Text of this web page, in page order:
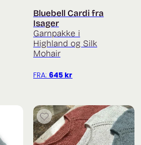
Bluebell Cardi fra
Isager
Garnpakke i
Highland og Silk
Mohair
FRA: 645 kr